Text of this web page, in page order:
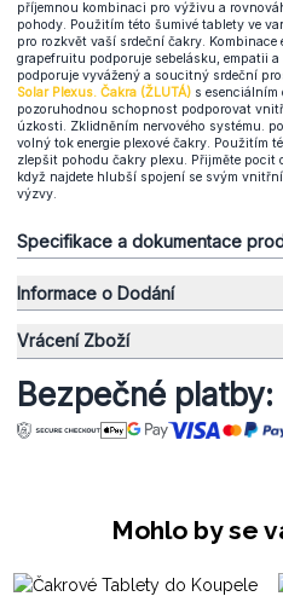
příjemnou kombinaci pro výživu a
pohody. Použitím této šumivé tablety ve
pro rozkvět vaší srdeční čakry. Kombinace
grapefruitu podporuje sebelásku, empatii
podporuje vyvážený a soucitný srdeční
Solar Plexus. Čakra (ŽLUTÁ) s esenciálním
pozoruhodnou schopnost podporovat
úzkosti. Zklidněním nervového systému.
volný tok energie plexové čakry. Použitím
zlepšit pohodu čakry plexu. Přijměte
když najdete hlubší spojení se svým
výzvy.
Specifikace a dokumentace
Informace o Dodání
Vrácení Zboží
Bezpečné platby:
Mohlo by se